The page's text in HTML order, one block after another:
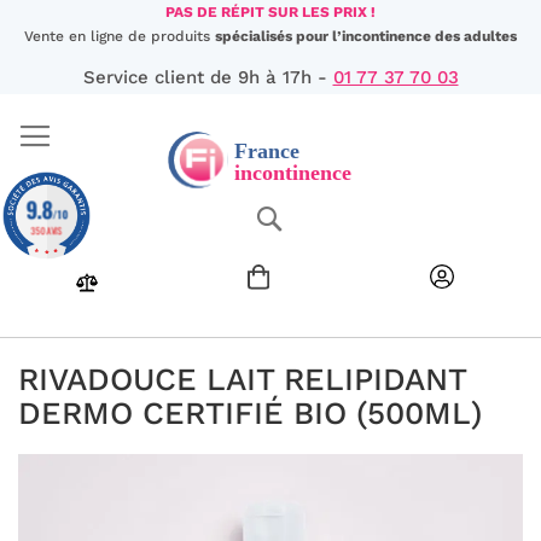
Aller
au
PAS DE RÉPIT SUR LES PRIX !
Vente en ligne de produits spécialisés pour l’incontinence des adultes
Service client de 9h à 17h - 01 77 37 70 03
RIVADOUCE LAIT RELIPIDANT
DERMO CERTIFIÉ BIO (500ML)
9.8/10
350 AVIS